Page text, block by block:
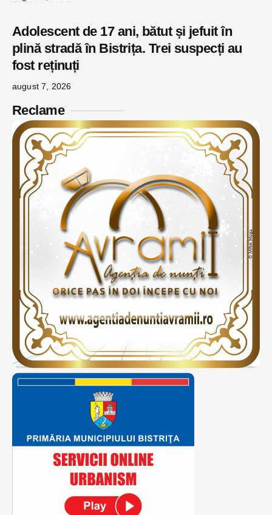
Adolescent de 17 ani, bătut și jefuit în
plină stradă în Bistrița. Trei suspecți au
fost reținuți
august 7, 2026
Reclame